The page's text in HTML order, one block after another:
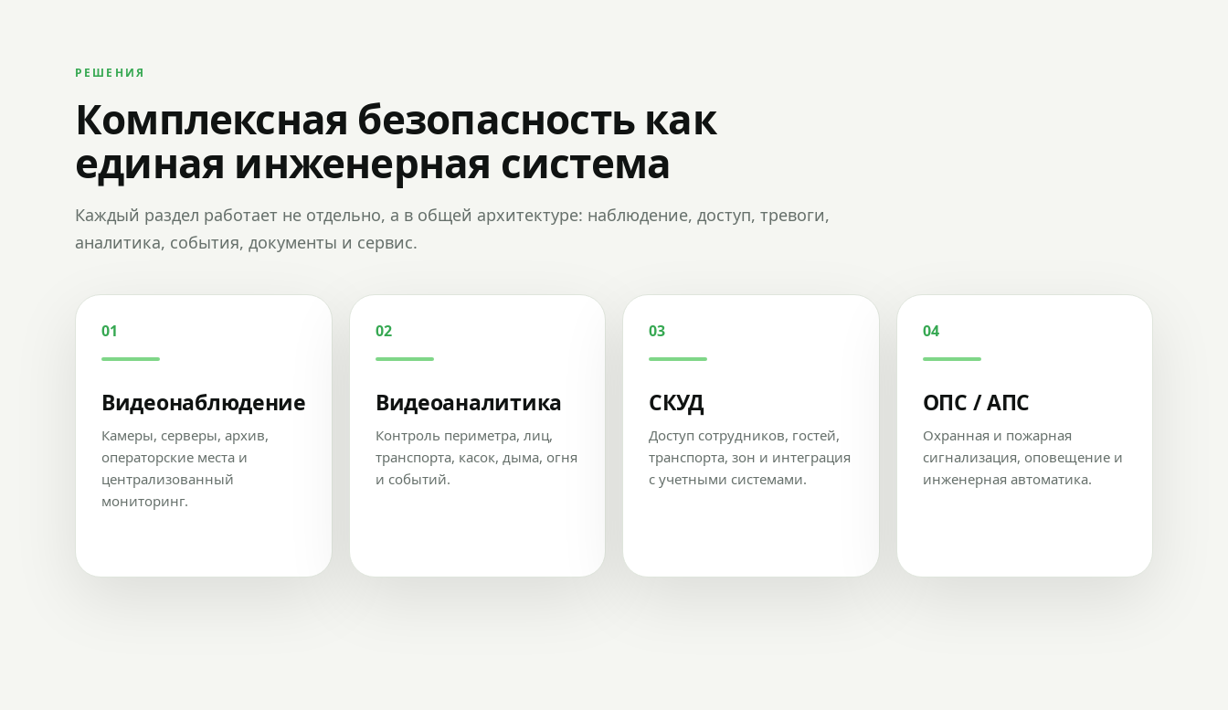
РЕШЕНИЯ
Комплексная безопасность как
единая инженерная система
Каждый раздел работает не отдельно, а в общей архитектуре: наблюдение, доступ, тревоги,
аналитика, события, документы и сервис.
01
Видеонаблюдение
Камеры, серверы, архив,
операторские места и
централизованный
мониторинг.
02
Видеоаналитика
Контроль периметра, лиц,
транспорта, касок, дыма, огня
и событий.
03
СКУД
Доступ сотрудников, гостей,
транспорта, зон и интеграция
с учетными системами.
04
ОПС / АПС
Охранная и пожарная
сигнализация, оповещение и
инженерная автоматика.